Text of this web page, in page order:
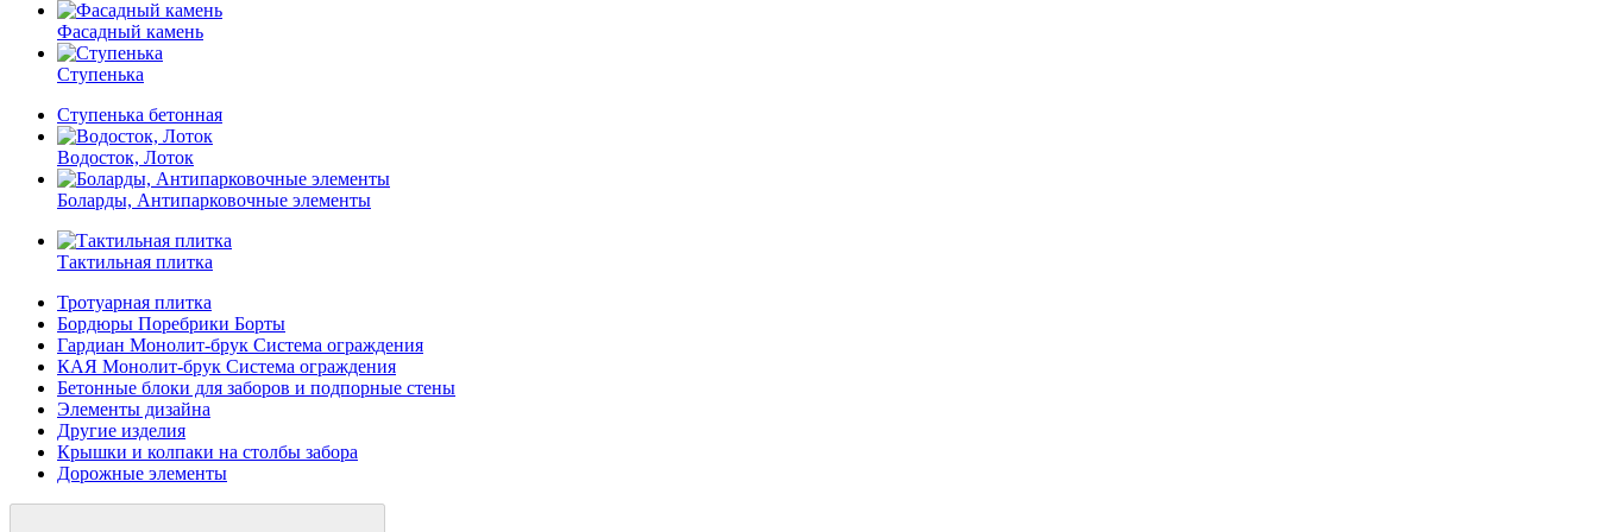
Фасадный камень
Ступенька
Ступенька бетонная
Водосток, Лоток
Боларды, Антипарковочные элементы
Тактильная плитка
Тротуарная плитка
Бордюры Поребрики Борты
Гардиан Монолит-брук Система ограждения
КАЯ Монолит-брук Система ограждения
Бетонные блоки для заборов и подпорные стены
Элементы дизайна
Другие изделия
Крышки и колпаки на столбы забора
Дорожные элементы